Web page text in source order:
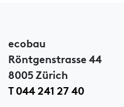
ecobau
Röntgenstrasse 44
8005 Zürich
T 044 241 27 40